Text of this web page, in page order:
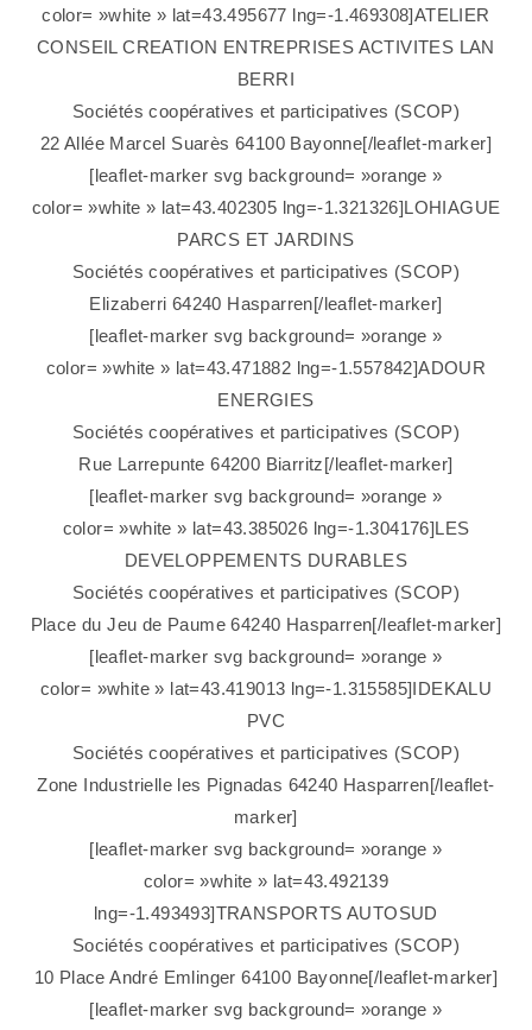
color= »white » lat=43.495677 lng=-1.469308]ATELIER
CONSEIL CREATION ENTREPRISES ACTIVITES LAN
BERRI
Sociétés coopératives et participatives (SCOP)
22 Allée Marcel Suarès 64100 Bayonne[/leaflet-marker]
[leaflet-marker svg background= »orange »
color= »white » lat=43.402305 lng=-1.321326]LOHIAGUE
PARCS ET JARDINS
Sociétés coopératives et participatives (SCOP)
Elizaberri 64240 Hasparren[/leaflet-marker]
[leaflet-marker svg background= »orange »
color= »white » lat=43.471882 lng=-1.557842]ADOUR
ENERGIES
Sociétés coopératives et participatives (SCOP)
Rue Larrepunte 64200 Biarritz[/leaflet-marker]
[leaflet-marker svg background= »orange »
color= »white » lat=43.385026 lng=-1.304176]LES
DEVELOPPEMENTS DURABLES
Sociétés coopératives et participatives (SCOP)
Place du Jeu de Paume 64240 Hasparren[/leaflet-marker]
[leaflet-marker svg background= »orange »
color= »white » lat=43.419013 lng=-1.315585]IDEKALU
PVC
Sociétés coopératives et participatives (SCOP)
Zone Industrielle les Pignadas 64240 Hasparren[/leaflet-
marker]
[leaflet-marker svg background= »orange »
color= »white » lat=43.492139
lng=-1.493493]TRANSPORTS AUTOSUD
Sociétés coopératives et participatives (SCOP)
10 Place André Emlinger 64100 Bayonne[/leaflet-marker]
[leaflet-marker svg background= »orange »